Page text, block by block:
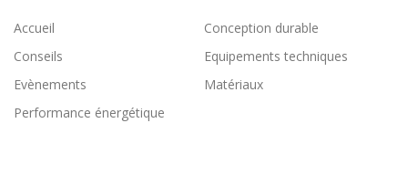
Accueil
Conception durable
Conseils
Equipements techniques
Evènements
Matériaux
Performance énergétique